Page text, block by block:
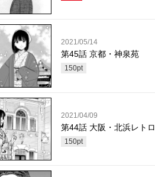
2021/05/14
第45話 京都・神泉苑
150pt
2021/04/09
第44話 大阪・北浜レトロ
150pt